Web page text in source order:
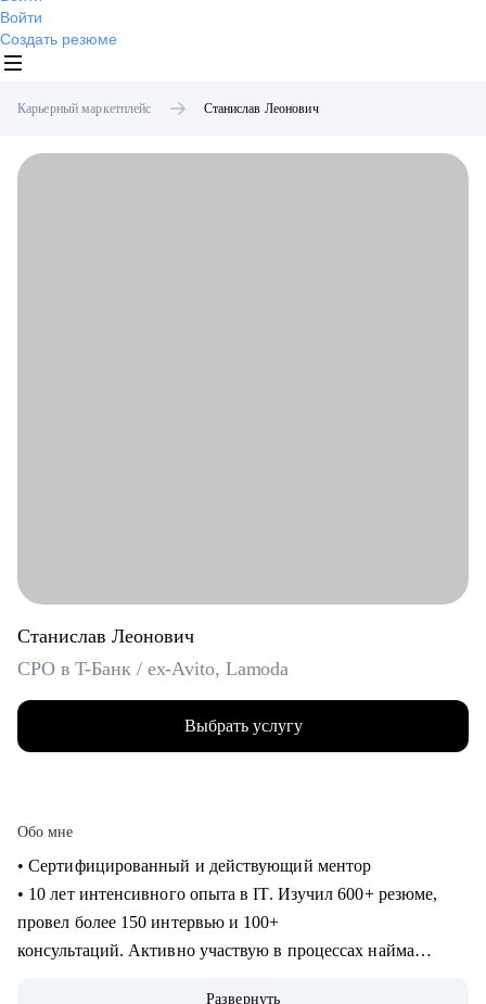
Войти
Создать резюме
Карьерный маркетплейс Станислав Леонович
Станислав Леонович
CPO в T-Банк / ex-Avito, Lamoda
Выбрать услугу
Обо мне
• Сертифицированный и действующий ментор
• 10 лет интенсивного опыта в IT. Изучил 600+ резюме,
провел более 150 интервью и 100+
консультаций. Активно участвую в процессах найма
Развернуть